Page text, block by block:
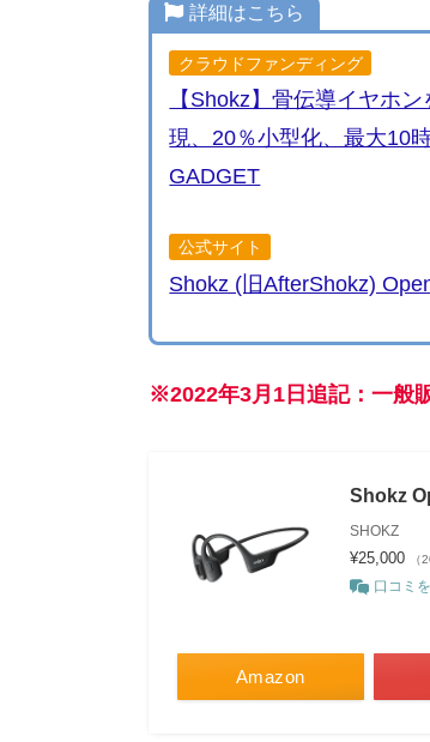
詳細はこちら
クラウドファンディング
【Shokz】骨伝導イヤホ
現、20％小型化、最大10
GADGET
公式サイト
Shokz (旧AfterShokz)
※2022年3月1日追記：一般
Shokz
SHOKZ
¥25,000 （
口コミ
Amazon